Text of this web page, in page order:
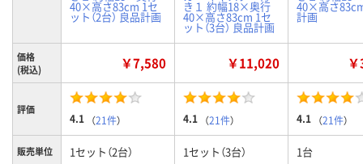
40×高さ83cm 1セ
ット（2台） 良品計画
き１ 約幅18×奥行
40×高さ83cm 1セ
ット（3台） 良品計画
40×高さ
計画
価格
(税込)
￥7,580 ￥11,020
評価
4.1 （21件） 4.1 （21件） 4.1 （21件）
販売単位 1セット（2台） 1セット（3台） 1台